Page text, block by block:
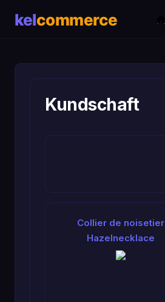
Kundschaft
Collier de noisetier
Hazelnecklace